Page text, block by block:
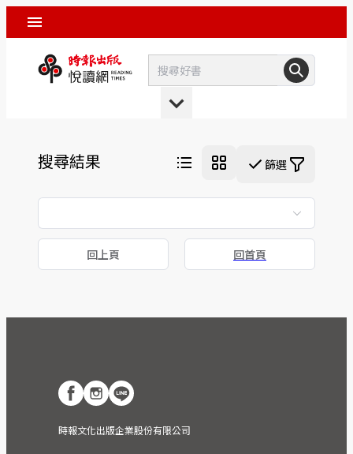
搜尋結果 篩選
回上頁 回首頁
時報文化出版企業股份有限公司